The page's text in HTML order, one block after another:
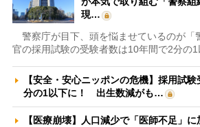
現…
警察庁が目下、頭を悩ませているのが「
官の採用試験の受験者数は10年間で2分の
【安全・安心ニッポンの危機】採用試
分の1以下に！ 出生数減がも…
【医療崩壊】人口減少で「医師不足」